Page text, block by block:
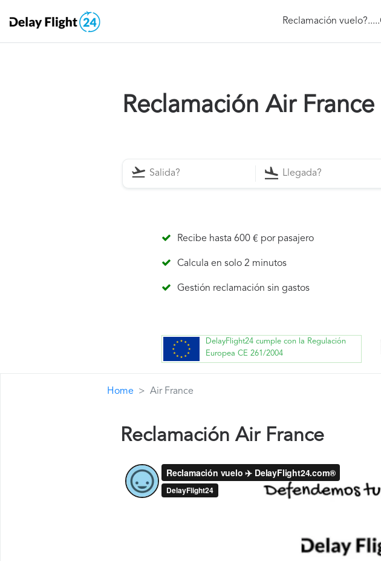
Reclamación
Reclamación Air France
Recibe hasta 600 € por pasajero
Calcula en solo 2 minutos
Gestión reclamación sin gastos
DelayFlight24 cumple con la Regulación
Europea CE 261/2004
Home Air France
Reclamación Air France